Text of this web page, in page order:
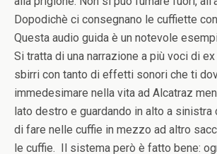
Dopodichè ci consegnano le cuffiette con
Questa audio guida è un notevole
Si tratta di una narrazione a più voci di
sbirri con tanto di effetti sonori che ti
immedesimare nella vita ad Alcatraz
lato destro e guardando in alto a sinistra
di fare nelle cuffie in mezzo ad altro
le cuffie. Il sistema però è fatto bene: